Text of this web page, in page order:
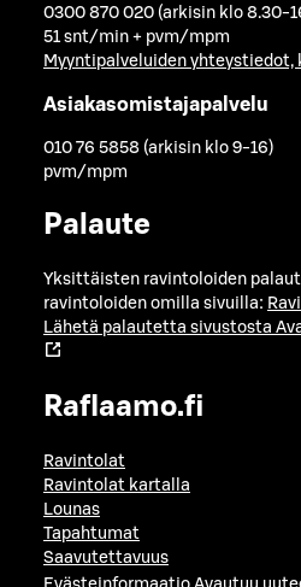
0300 870 020 (arkisin klo 8.30-
51 snt/min + pvm/mpm
Myyntipalveluiden yhteystiedot,
Asiakasomistajapalvelu
010 76 5858 (arkisin klo 9-16)
pvm/mpm
Palaute
Yksittäisten ravintoloiden
ravintoloiden omilla sivuilla:
Lähetä palautetta sivustosta
Raflaamo.fi
Ravintolat
Ravintolat kartalla
Lounas
Tapahtumat
Saavutettavuus